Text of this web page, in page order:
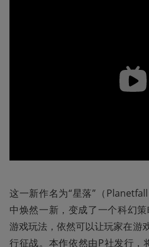
这一新作名为“星落”（
中焕然一新，变成了一个科幻
游戏玩法，依然可以让玩家在游
行征战。本作依然由P社发行，